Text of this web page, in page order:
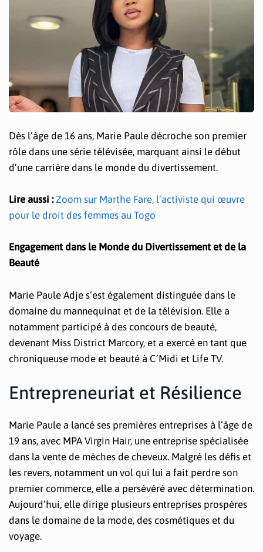
Dès l’âge de 16 ans, Marie Paule décroche son premier
rôle dans une série télévisée, marquant ainsi le début
d’une carrière dans le monde du divertissement.
Lire aussi :Zoom sur Marthe Fare, l’activiste qui œuvre
pour le droit des femmes au Togo
Engagement dans le Monde du Divertissement et de la
Beauté
Marie Paule Adje s’est également distinguée dans le
domaine du mannequinat et de la télévision. Elle a
notamment participé à des concours de beauté,
devenant Miss District Marcory, et a exercé en tant que
chroniqueuse mode et beauté à C’Midi et Life TV.
Entrepreneuriat et Résilience
Marie Paule a lancé ses premières entreprises à l’âge de
19 ans, avec MPA Virgin Hair, une entreprise spécialisée
dans la vente de mèches de cheveux. Malgré les défis et
les revers, notamment un vol qui lui a fait perdre son
premier commerce, elle a persévéré avec détermination.
Aujourd’hui, elle dirige plusieurs entreprises prospères
dans le domaine de la mode, des cosmétiques et du
voyage.